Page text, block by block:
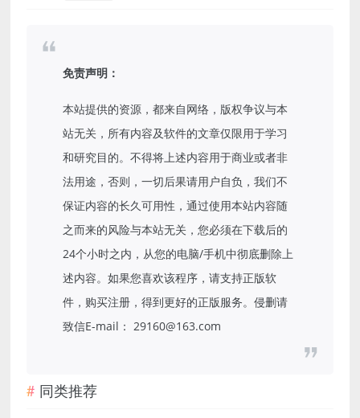
免责声明：
本站提供的资源，都来自网络，版权争议与本
站无关，所有内容及软件的文章仅限用于学习
和研究目的。不得将上述内容用于商业或者非
法用途，否则，一切后果请用户自负，我们不
保证内容的长久可用性，通过使用本站内容随
之而来的风险与本站无关，您必须在下载后的
24个小时之内，从您的电脑/手机中彻底删除上
述内容。如果您喜欢该程序，请支持正版软
件，购买注册，得到更好的正版服务。侵删请
致信E-mail： 29160@163.com
同类推荐